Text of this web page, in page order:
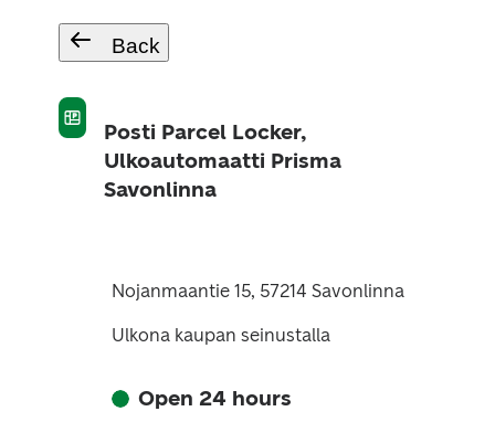
Back
Posti Parcel Locker,
Ulkoautomaatti Prisma
Savonlinna
Nojanmaantie 15, 57214 Savonlinna
Ulkona kaupan seinustalla
Open 24 hours